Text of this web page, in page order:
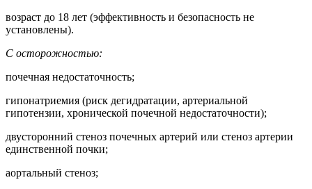
возраст до 18 лет (эффективность и безопасность не
установлены).
С осторожностью:
почечная недостаточность;
гипонатриемия (риск дегидратации, артериальной
гипотензии, хронической почечной недостаточности);
двусторонний стеноз почечных артерий или стеноз артерии
единственной почки;
аортальный стеноз;